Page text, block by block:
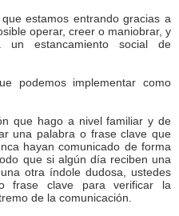
estamos entrando gracias a
operar, creer o maniobrar, y
un estancamiento social de
podemos implementar como
que hago a nivel familiar y de
una palabra o frase clave que
hayan comunicado de forma
que si algún día reciben una
otra índole dudosa, ustedes
frase clave para verificar la
de la comunicación.